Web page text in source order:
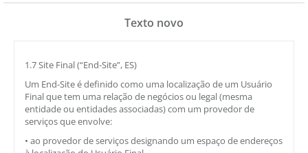
Texto novo
1.7 Site Final (“End-Site”, ES)
Um End-Site é definido como uma localização de um Usuário
Final que tem uma relação de negócios ou legal (mesma
entidade ou entidades associadas) com um provedor de
serviços que envolve:
• ao provedor de serviços designando um espaço de endereços